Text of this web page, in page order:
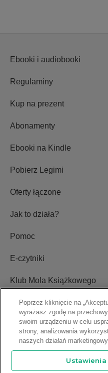
Ebooki i audiobooki
Regulaminy
Kup na prezent
Abonamenty
Ebooki na Kindle
Pobierz Legimi
Oferty łączone
Jak to działa?
Pomoc
E-czytniki
Klub Mola Książkowego
Ustawienia plików cookie
Blog
Relacje inwestorskie
Poprzez kliknięcie na
wyrażasz zgodę na
swoim urządzeniu w celu
strony, analizowania
naszych działań